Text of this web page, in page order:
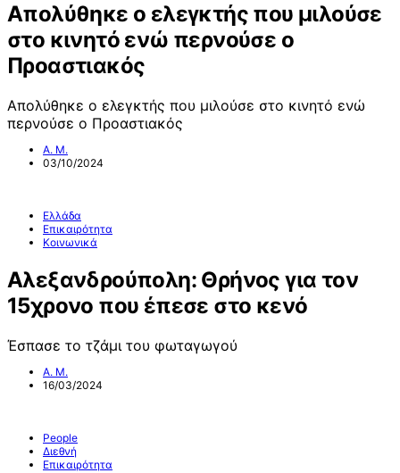
Απολύθηκε ο ελεγκτής που μιλούσε
στο κινητό ενώ περνούσε ο
Προαστιακός
Απολύθηκε ο ελεγκτής που μιλούσε στο κινητό ενώ
περνούσε ο Προαστιακός
Α. Μ.
03/10/2024
Ελλάδα
Επικαιρότητα
Κοινωνικά
Αλεξανδρούπολη: Θρήνος για τον
15χρονο που έπεσε στο κενό
Έσπασε το τζάμι του φωταγωγού
Α. Μ.
16/03/2024
People
Διεθνή
Επικαιρότητα